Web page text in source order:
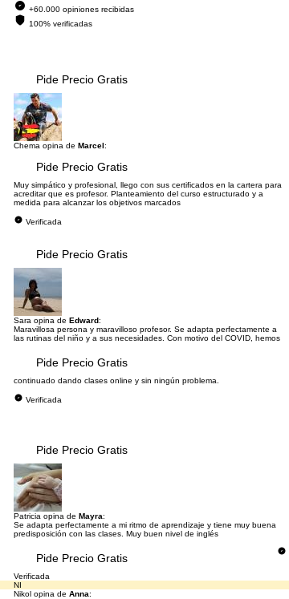
Pide Precio Gratis
Pide Precio Gratis
Pide Precio Gratis
Pide Precio Gratis
Pide Precio Gratis
Pide Precio Gratis
+60.000 opiniones recibidas
100% verificadas
Chema opina de Marcel:
Muy simpático y profesional, llego con sus certificados en la cartera para
acreditar que es profesor. Planteamiento del curso estructurado y a
medida para alcanzar los objetivos marcados
Verificada
Sara opina de Edward:
Maravillosa persona y maravilloso profesor. Se adapta perfectamente a
las rutinas del niño y a sus necesidades. Con motivo del COVID, hemos
continuado dando clases online y sin ningún problema.
Verificada
Patricia opina de Mayra:
Se adapta perfectamente a mi ritmo de aprendizaje y tiene muy buena
predisposición con las clases. Muy buen nivel de inglés
Verificada
NI
Nikol opina de Anna: